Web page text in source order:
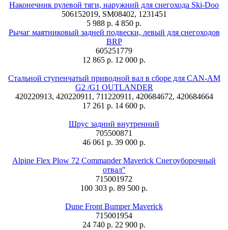
Наконечник рулевой тяги, наружний для снегохода Ski-Doo
506152019, SM08402, 1231451
5 988 р. 4 850 р.
Рычаг маятниковый задней подвески, левый для снегоходов
BRP
605251779
12 865 р. 12 000 р.
Стальной ступенчатый приводной вал в сборе для CAN-AM
G2 /G1 OUTLANDER
420220913, 420220911, 711220911, 420684672, 420684664
17 261 р. 14 600 р.
Шрус задний внутренний
705500871
46 061 р. 39 000 р.
Alpine Flex Plow 72 Commander Maverick Снегоуборочный
отвал"
715001972
100 303 р. 89 500 р.
Dune Front Bumper Maverick
715001954
24 740 р. 22 900 р.